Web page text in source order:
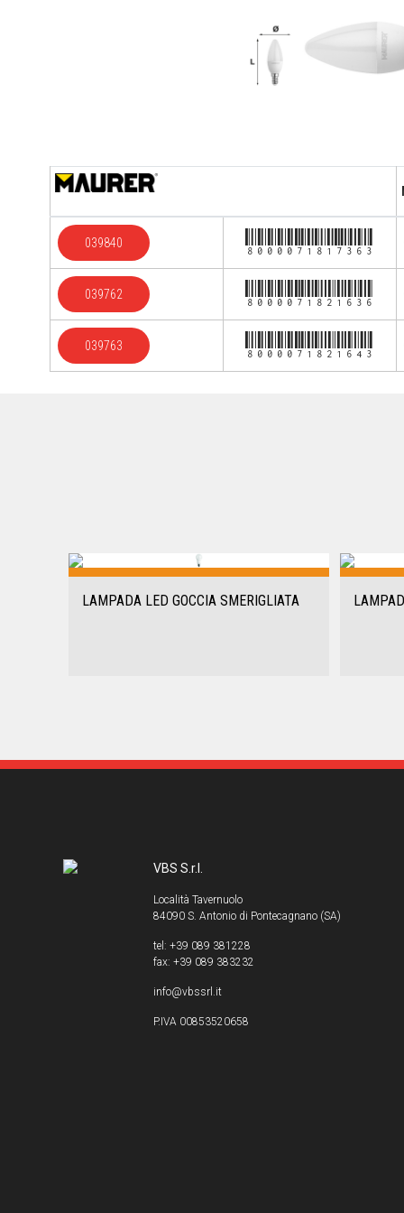
039840 8000071817363
039762 8000071821636
039763 8000071821643
LAMPADA LED GOCCIA SMERIGLIATA
VBS S.r.l.
Località Tavernuolo
84090 S. Antonio di Pontecagnano (SA)
tel: +39 089 381228
fax: +39 089 383232
info@vbssrl.it
P.IVA 00853520658